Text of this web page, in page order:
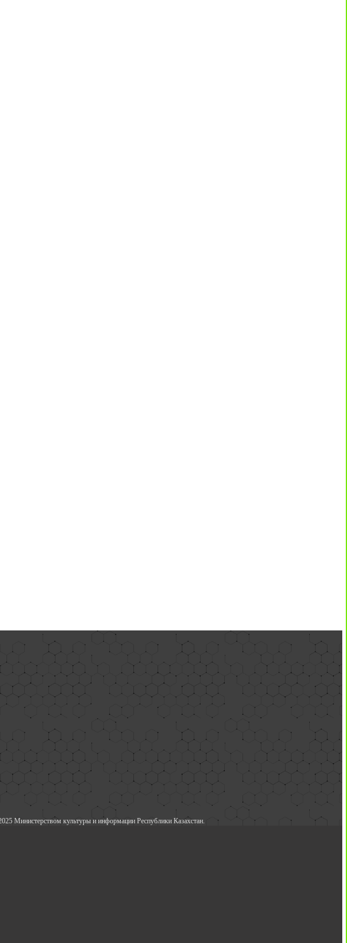
Министерством культуры и информации Республики Казахстан.